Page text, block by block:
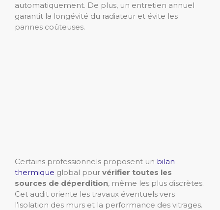
automatiquement. De plus, un entretien annuel
garantit la longévité du radiateur et évite les
pannes coûteuses.
Certains professionnels proposent un bilan
thermique global pour vérifier toutes les
sources de déperdition, même les plus discrètes.
Cet audit oriente les travaux éventuels vers
l’isolation des murs et la performance des vitrages.